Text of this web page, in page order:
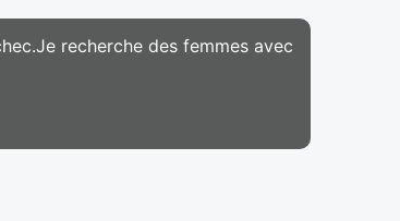
recherche des femmes avec